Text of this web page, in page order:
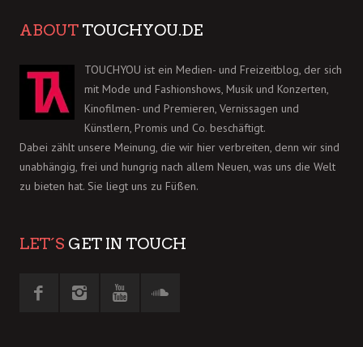
ABOUT TOUCHYOU.DE
TOUCHYOU ist ein Medien- und Freizeitblog, der sich
mit Mode und Fashionshows, Musik und Konzerten,
Kinofilmen- und Premieren, Vernissagen und
Künstlern, Promis und Co. beschäftigt.
Dabei zählt unsere Meinung, die wir hier verbreiten, denn wir sind
unabhängig, frei und hungrig nach allem Neuen, was uns die Welt
zu bieten hat. Sie liegt uns zu Füßen.
LET´S GET IN TOUCH